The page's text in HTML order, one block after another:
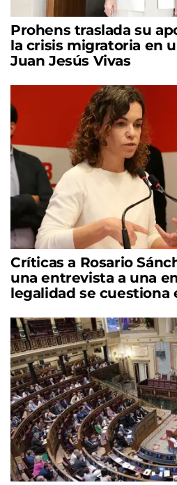
Prohens traslada su
la crisis migratoria en
Juan Jesús Vivas
Críticas a Rosario
una entrevista a una
legalidad se cuestiona